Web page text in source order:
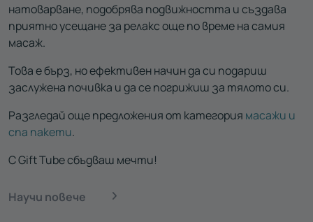
натоварване, подобрява подвижността и създава
приятно усещане за релакс още по време на самия
масаж.
Това е бърз, но ефективен начин да си подариш
заслужена почивка и да се погрижиш за тялото си.
Разгледай още предложения от категория масажи и
спа пакети.
С Gift Tube сбъдваш мечти!
Научи повече